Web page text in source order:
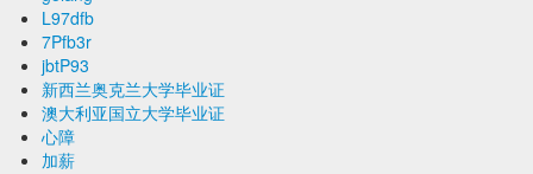
L97dfb
7Pfb3r
jbtP93
新西兰奥克兰大学毕业证
澳大利亚国立大学毕业证
心障
加薪